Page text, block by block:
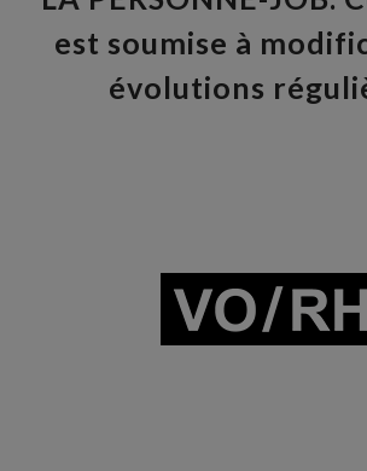
est soumise à
évolutions